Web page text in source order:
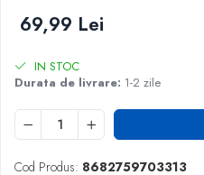
69,99 Lei
IN STOC
Durata de livrare: 1-2 zile
Cod Produs: 8682759703313